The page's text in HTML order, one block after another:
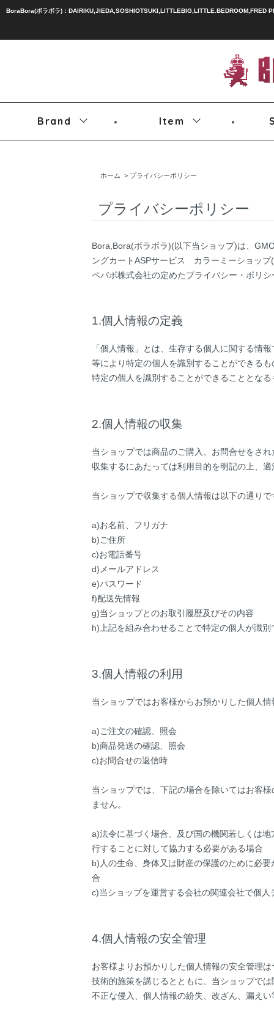
BoraBora(ボラボラ)：DAIRIKU,JIEDA,SOSHIOTSUKI,LITTLEBIG,LITTLE.BEDROOM,FRED
Brand Item
ホーム > プライバシーポリシー
プライバシーポリシー
Bora,Bora(ボラボラ)(以下当ショップ)は、
ングカートASPサービス カラーミーショップ
ペパボ株式会社の定めたプライバシー・ポリシ
1.個人情報の定義
「個人情報」とは、生存する個人に関する情
等により特定の個人を識別することができる
特定の個人を識別することができることとな
2.個人情報の収集
当ショップでは商品のご購入、お問合せをさ
収集するにあたっては利用目的を明記の上、
当ショップで収集する個人情報は以下の通りで
a)お名前、フリガナ
b)ご住所
c)お電話番号
d)メールアドレス
e)パスワード
f)配送先情報
g)当ショップとのお取引履歴及びその内容
h)上記を組み合わせることで特定の個人が識別
3.個人情報の利用
当ショップではお客様からお預かりした個人
a)ご注文の確認、照会
b)商品発送の確認、照会
c)お問合せの返信時
当ショップでは、下記の場合を除いてはお客
ません。
a)法令に基づく場合、及び国の機関若しくは
行することに対して協力する必要がある場合
b)人の生命、身体又は財産の保護のために必
合
c)当ショップを運営する会社の関連会社で個人
4.個人情報の安全管理
お客様よりお預かりした個人情報の安全管理
技術的施策を講じるとともに、当ショップで
不正な侵入、個人情報の紛失、改ざん、漏え